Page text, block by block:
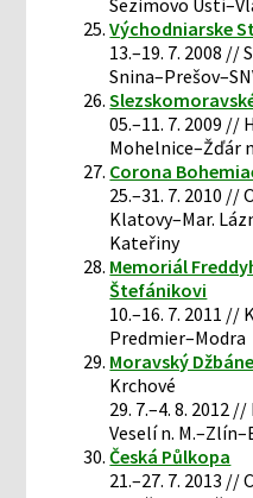
Východniarske
13.–19. 7. 2008 //
05.–11. 7. 2009 //
Mohelnice–Žďár
Corona
25.–31. 7. 2010 //
Klatovy–Mar.
Kateřiny
Memoriál
Štefánikovi
10.–16. 7. 2011 //
Predmier–Modra
Moravský
Krchové
29. 7.–4. 8. 2012
Veselí n.
Česká Půlkopa
21.–27. 7. 2013 //